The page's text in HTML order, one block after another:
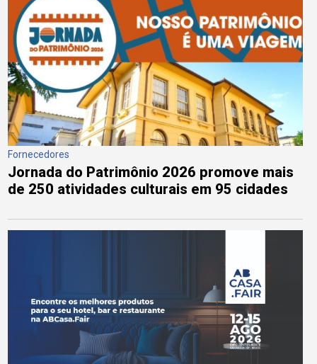
Fornecedores
Jornada do Patrimônio 2026 promove mais
de 250 atividades culturais em 95 cidades